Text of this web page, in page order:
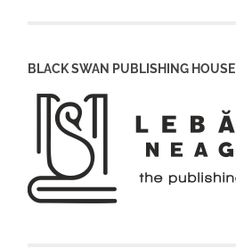
BLACK SWAN PUBLISHING HOUSE